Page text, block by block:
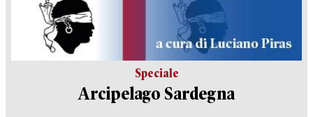
Speciale
Arcipelago Sardegna